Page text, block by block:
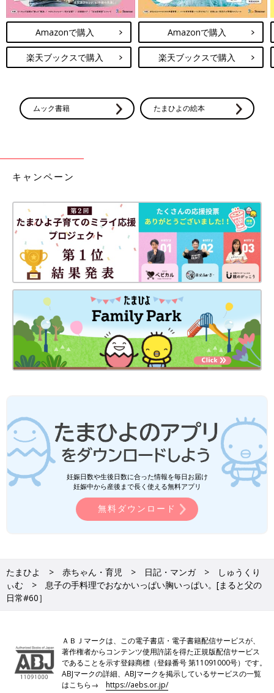
Amazonで購入
楽天ブックスで購入
Amazonで購入
楽天ブックスで購入
ムック書籍 たまひよの絵本
キャンペーン
妊娠日数や生後日数に合った情報を毎日お届け
妊娠中から産後まで長く使える無料アプリ
無料ダウンロード
たまひよ 赤ちゃん・育児 日記・マンガ
しゅうくり
ぃむ
息子の手料理でおなかいっぱい胸いっぱい。[まると父の
日常#60］
ＡＢＪマークは、この電子書店・電子書籍配信サービスが、
著作権者からコンテンツ使用許諾を得た正規版配信サービス
であることを示す登録商標（登録番号 第11091000号）です。
ABJマークの詳細、ABJマークを掲示しているサービスの一覧
はこちら→https://aebs.or.jp/